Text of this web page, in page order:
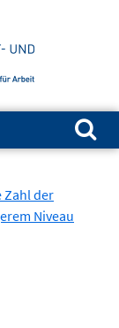
Suchen nach:
Zahl der
Niveau